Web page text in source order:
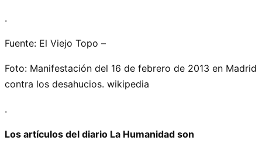
.
Fuente: El Viejo Topo –
Foto: Manifestación del 16 de febrero de 2013 en Madrid
contra los desahucios. wikipedia
.
Los artículos del diario La Humanidad son